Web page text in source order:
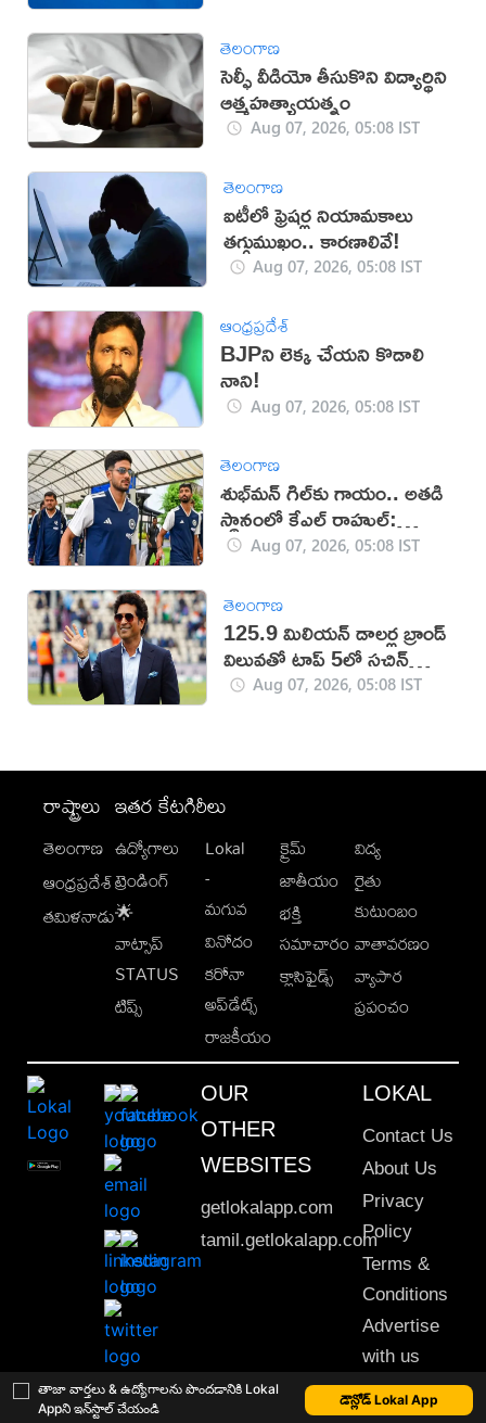
తాజా వార్తలు & ఉద్యోగాలను పొందడానికి Lokal
Appని ఇన్‌స్టాల్ చేయండి
డౌన్లోడ్ Lokal App
తెలంగాణ
సెల్ఫీ వీడియో తీసుకొని విద్యార్థిని
ఆత్మహత్యాయత్నం
Aug 07, 2026, 05:08 IST
తెలంగాణ
ఐటీలో ఫ్రెషర్ల నియామకాలు
తగ్గుముఖం.. కారణాలివే!
Aug 07, 2026, 05:08 IST
ఆంధ్రప్రదేశ్
BJPని లెక్క చేయని కొడాలి
నాని!
Aug 07, 2026, 05:08 IST
తెలంగాణ
శుభ్‌మన్‌ గిల్‌కు గాయం.. అతడి
స్థానంలో కేఎల్ రాహుల్:
బీసీసీఐAug 07, 2026, 05:08 IST
తెలంగాణ
125.9 మిలియన్ డాలర్ల బ్రాండ్
విలువతో టాప్ 5లో సచిన్
టెండూల్కర్
Aug 07, 2026, 05:08 IST
రాష్ట్రాలు
తెలంగాణ
ఆంధ్రప్రదేశ్
తమిళనాడు
ఇతర కేటగిరీలు
ఉద్యోగాలు
ట్రెండింగ్
🌟
వాట్సాప్
STATUS
టిప్స్
Lokal
-
మగువ
వినోదం
కరోనా
అప్‌డేట్స్
రాజకీయం
క్రైమ్
జాతీయం
భక్తి
సమాచారం
క్లాసిఫైడ్స్
విద్య
రైతు
కుటుంబం
వాతావరణం
వ్యాపార
ప్రపంచం
OUR
OTHER
WEBSITES
getlokalapp.com
tamil.getlokalapp.com
LOKAL
Contact Us
About Us
Privacy
Policy
Terms &
Conditions
Advertise
with us
Sitemap
This material may not be published, transmitted, rewritten or redistributed. © 2020 Lokal App. All rights reserved.